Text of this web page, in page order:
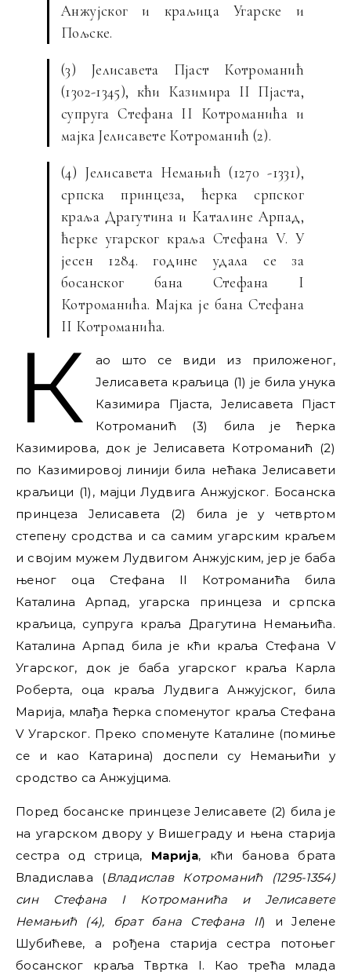
Анжујског и краљица Угарске и
Пољске.
(3) Јелисавета Пјаст Котроманић
(1302-1345), кћи Казимира II Пјаста,
супруга Стефана II Котроманића и
мајка Јелисавете Котроманић (2).
(4) Јелисавета Немањић (1270 -1331),
српска принцеза, ћерка српског
краља Драгутина и Каталине Арпад,
ћерке угарског краља Стефана V. У
јесен 1284. године удала се за
босанског бана Стефана I
Котроманића. Мајка је бана Стефана
II Котроманића.
К
ао што се види из приложеног,
Јелисавета краљица (1) је била унука
Казимира Пјаста, Јелисавета Пјаст
Котроманић (3) била је ћерка
Казимирова, док је Јелисавета Котроманић (2)
по Казимировој линији била нећака Јелисавети
краљици (1), мајци Лудвига Анжујског. Босанска
принцеза Јелисавета (2) била је у четвртом
степену сродства и са самим угарским краљем
и својим мужем Лудвигом Анжујским, јер је баба
њеног оца Стефана II Котроманића била
Каталина Арпад, угарска принцеза и српска
краљица, супруга краља Драгутина Немањића.
Каталина Арпад била је кћи краља Стефана V
Угарског, док је баба угарског краља Карла
Роберта, оца краља Лудвига Анжујског, била
Марија, млађа ћерка споменутог краља Стефана
V Угарског. Преко споменуте Каталине (помиње
се и као Катарина) доспели су Немањићи у
сродство са Анжујцима.
Поред босанске принцезе Јелисавете (2) била је
на угарском двору у Вишеграду и њена старија
сестра од стрица, Марија, кћи банова брата
Владислава (Владислав Котроманић (1295-1354)
син Стефана I Котроманића и Јелисавете
Немањић (4), брат бана Стефана II) и Јелене
Шубићеве, а рођена старија сестра потоњег
босанског краља Твртка I. Као трећа млада